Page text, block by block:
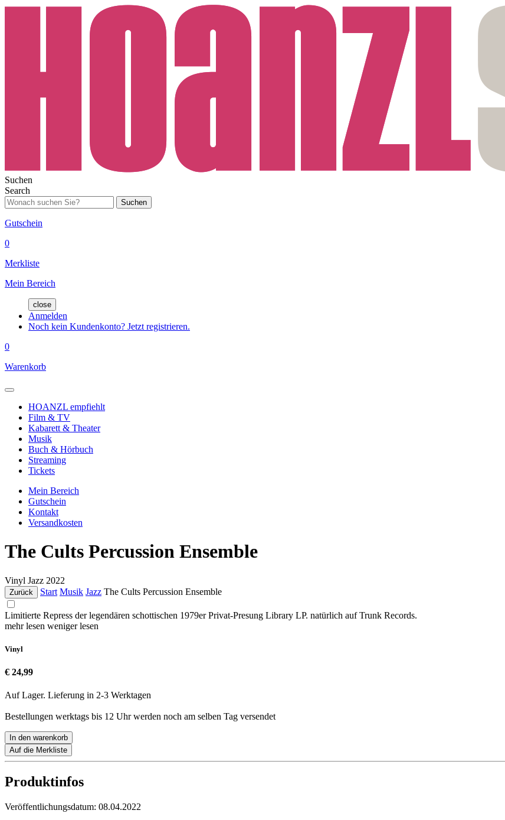
Suchen
Search
Suchen
Gutschein
0
Merkliste
Mein Bereich
close
Anmelden
Noch kein Kundenkonto? Jetzt registrieren.
0
Warenkorb
HOANZL empfiehlt
Film & TV
Kabarett & Theater
Musik
Buch & Hörbuch
Streaming
Tickets
Mein Bereich
Gutschein
Kontakt
Versandkosten
The Cults Percussion Ensemble
Vinyl Jazz 2022
Zurück Start Musik Jazz The Cults Percussion Ensemble
Limitierte Repress der legendären schottischen 1979er Privat-Presung Library LP. natürlich auf Trunk Records.
mehr lesen weniger lesen
Vinyl
€ 24,99
Auf Lager. Lieferung in 2-3 Werktagen
Bestellungen werktags bis 12 Uhr werden noch am selben Tag versendet
In den warenkorb
Auf die Merkliste
Produktinfos
Veröffentlichungsdatum: 08.04.2022